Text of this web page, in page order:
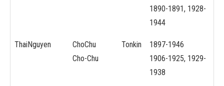
1890-1891, 1928-
1944
ThaiNguyen
ChoChu
Cho-Chu
Tonkin
1897-1946
1906-1925, 1929-
1938